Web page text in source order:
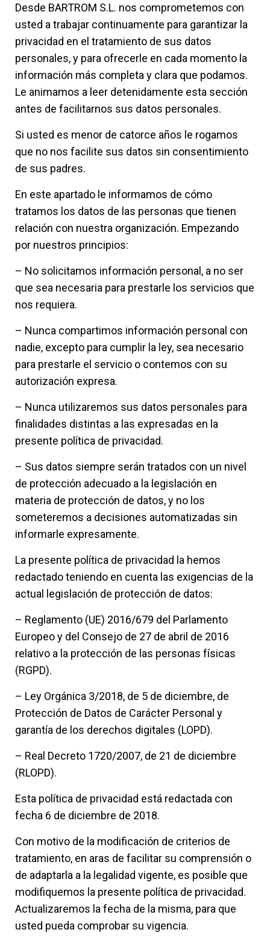
Desde BARTROM S.L. nos comprometemos con
usted a trabajar continuamente para garantizar la
privacidad en el tratamiento de sus datos
personales, y para ofrecerle en cada momento la
información más completa y clara que podamos.
Le animamos a leer detenidamente esta sección
antes de facilitarnos sus datos personales.
Si usted es menor de catorce años le rogamos
que no nos facilite sus datos sin consentimiento
de sus padres.
En este apartado le informamos de cómo
tratamos los datos de las personas que tienen
relación con nuestra organización. Empezando
por nuestros principios:
– No solicitamos información personal, a no ser
que sea necesaria para prestarle los servicios que
nos requiera.
– Nunca compartimos información personal con
nadie, excepto para cumplir la ley, sea necesario
para prestarle el servicio o contemos con su
autorización expresa.
– Nunca utilizaremos sus datos personales para
finalidades distintas a las expresadas en la
presente política de privacidad.
– Sus datos siempre serán tratados con un nivel
de protección adecuado a la legislación en
materia de protección de datos, y no los
someteremos a decisiones automatizadas sin
informarle expresamente.
La presente política de privacidad la hemos
redactado teniendo en cuenta las exigencias de la
actual legislación de protección de datos:
– Reglamento (UE) 2016/679 del Parlamento
Europeo y del Consejo de 27 de abril de 2016
relativo a la protección de las personas físicas
(RGPD).
– Ley Orgánica 3/2018, de 5 de diciembre, de
Protección de Datos de Carácter Personal y
garantía de los derechos digitales (LOPD).
– Real Decreto 1720/2007, de 21 de diciembre
(RLOPD).
Esta política de privacidad está redactada con
fecha 6 de diciembre de 2018.
Con motivo de la modificación de criterios de
tratamiento, en aras de facilitar su comprensión o
de adaptarla a la legalidad vigente, es posible que
modifiquemos la presente política de privacidad.
Actualizaremos la fecha de la misma, para que
usted pueda comprobar su vigencia.